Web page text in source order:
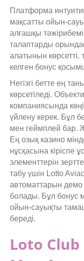
Платформа
мақсатты ойын-
алғашқы
талаптарды
алатынын көрсетті.
келген бонус
Негізгі бетте ең
көрсетіледі.
компаниясында
үйлену керек. Бұл
мен геймплей бар.
Ең озық казино
нұсқасына кіріспе
элементтерін
табу үшін Lotto
автоматтарын демо
болады. Бұл бонус
ойын-сауықты
береді.
Loto Club